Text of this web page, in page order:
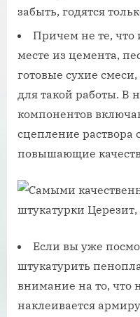
забыть, годятся
Причем не те, что
месте из цемента,
готовые сухие
для такой работы. В
компонентов
сцепление раствора
повышающие
Если вы уже
штукатурить
внимание на то, что
наклеивается